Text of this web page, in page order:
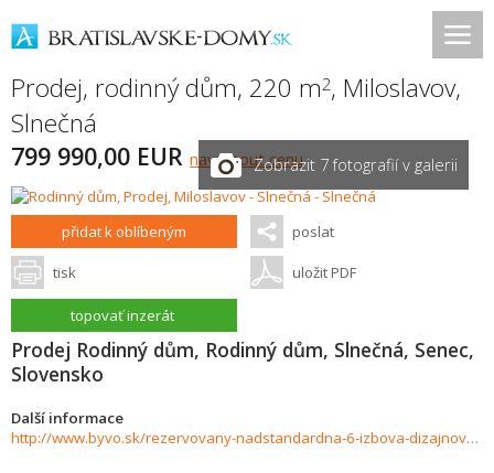
Prodej, rodinný dům, 220 m2, Miloslavov,
Slnečná
799 990,00 EUR navrhnout cenuZobrazit 7 fotografií v galerii
přidat k oblíbeným poslat
tisk uložit PDF
topovať inzerát
Prodej Rodinný dům, Rodinný dům, Slnečná, Senec,
Slovensko
Další informace
http://www.byvo.sk/rezervovany-nadstandardna-6-izbova-dizajnova-vila-s-bazenom-975314